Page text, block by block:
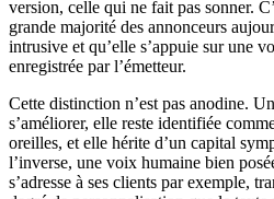
version, celle qui ne fait pas sonner.
grande majorité des annonceurs
intrusive et qu’elle s’appuie sur une
enregistrée par l’émetteur.
Cette distinction n’est pas anodine.
s’améliorer, elle reste identifiée
oreilles, et elle hérite d’un capital
l’inverse, une voix humaine bien
s’adresse à ses clients par exemple,